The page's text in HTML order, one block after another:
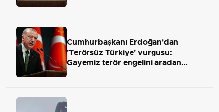
Cumhurbaşkanı Erdoğan'dan
'Terörsüz Türkiye' vurgusu:
Gayemiz terör engelini aradan